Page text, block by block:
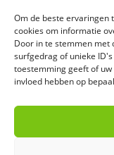
Om de beste ervaringen
cookies om informatie
Door in te stemmen met
surfgedrag of unieke
toestemming geeft of
invloed hebben op
Mis geen
Schrijf je in voor